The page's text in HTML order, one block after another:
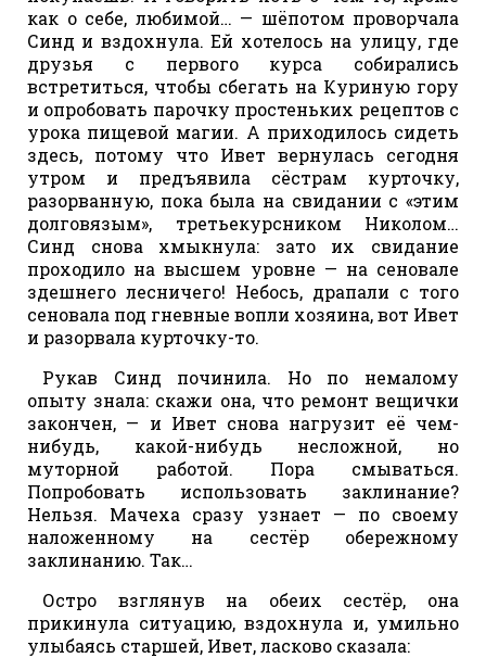
как о себе, любимой… — шёпотом проворчала
Синд и вздохнула. Ей хотелось на улицу, где
друзья с первого курса собирались
встретиться, чтобы сбегать на Куриную гору
и опробовать парочку простеньких рецептов с
урока пищевой магии. А приходилось сидеть
здесь, потому что Ивет вернулась сегодня
утром и предъявила сёстрам курточку,
разорванную, пока была на свидании с «этим
долговязым», третьекурсником Николом…
Синд снова хмыкнула: зато их свидание
проходило на высшем уровне — на сеновале
здешнего лесничего! Небось, драпали с того
сеновала под гневные вопли хозяина, вот Ивет
и разорвала курточку-то.
Рукав Синд починила. Но по немалому
опыту знала: скажи она, что ремонт вещички
закончен, — и Ивет снова нагрузит её чем-
нибудь, какой-нибудь несложной, но
муторной работой. Пора смываться.
Попробовать использовать заклинание?
Нельзя. Мачеха сразу узнает — по своему
наложенному на сестёр обережному
заклинанию. Так…
Остро взглянув на обеих сестёр, она
прикинула ситуацию, вздохнула и, умильно
улыбаясь старшей, Ивет, ласково сказала: